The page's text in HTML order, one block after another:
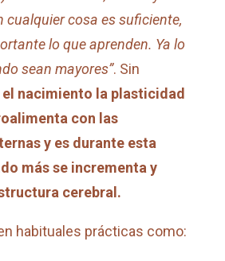
cualquier cosa es suficiente,
lo que aprenden. Ya lo
sean mayores”. Sin
el nacimiento la plasticidad
con las
y es durante esta
más se incrementa y
cerebral.
habituales prácticas como: